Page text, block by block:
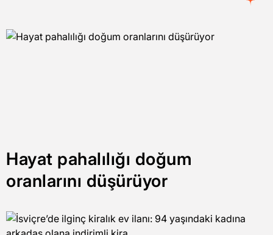
Hayat pahalılığı doğum
oranlarını düşürüyor